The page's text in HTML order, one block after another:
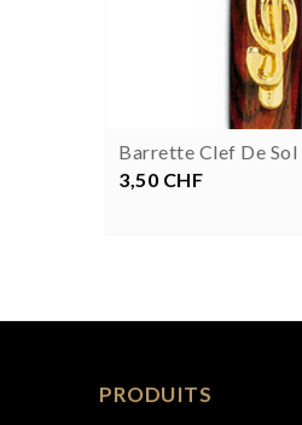
Barrette Clef De Sol
Prix
3,50 CHF
 
PRODUITS